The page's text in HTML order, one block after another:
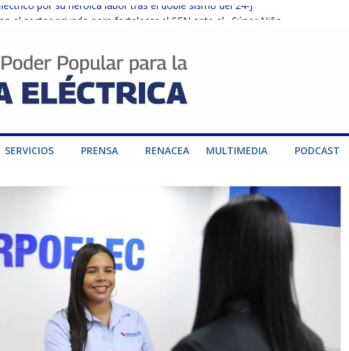
por su heroica labor tras el doble sismo del 24-J
el sector privado para fortalecer el SEN ante el «Súper Niño»
instalaciones del SEN en Carabobo
para fortalecer el SEN ante el fenómeno de El Niño
de generación para fortalecer el SEN
SERVICIOS PRENSA RENACEA MULTIMEDIA PODCAST